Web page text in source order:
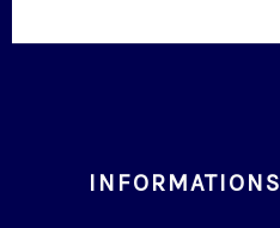
INFORMATIONS